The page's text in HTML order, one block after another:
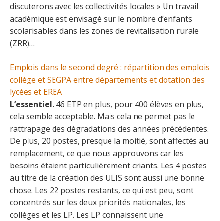
discuterons avec les collectivités locales » Un travail
académique est envisagé sur le nombre d’enfants
scolarisables dans les zones de revitalisation rurale
(ZRR)…
Emplois dans le second degré : répartition des emplois
collège et SEGPA entre départements et dotation des
lycées et EREA
L’essentiel. 46 ETP en plus, pour 400 élèves en plus,
cela semble acceptable. Mais cela ne permet pas le
rattrapage des dégradations des années précédentes.
De plus, 20 postes, presque la moitié, sont affectés au
remplacement, ce que nous approuvons car les
besoins étaient particulièrement criants. Les 4 postes
au titre de la création des ULIS sont aussi une bonne
chose. Les 22 postes restants, ce qui est peu, sont
concentrés sur les deux priorités nationales, les
collèges et les LP. Les LP connaissent une